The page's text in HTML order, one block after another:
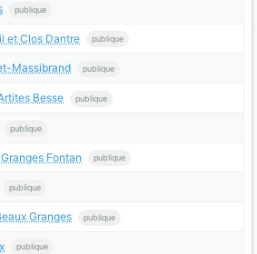
publique
et Clos Dantre publique
Massibrand publique
Besse publique
publique
Fontan publique
publique
Granges publique
publique